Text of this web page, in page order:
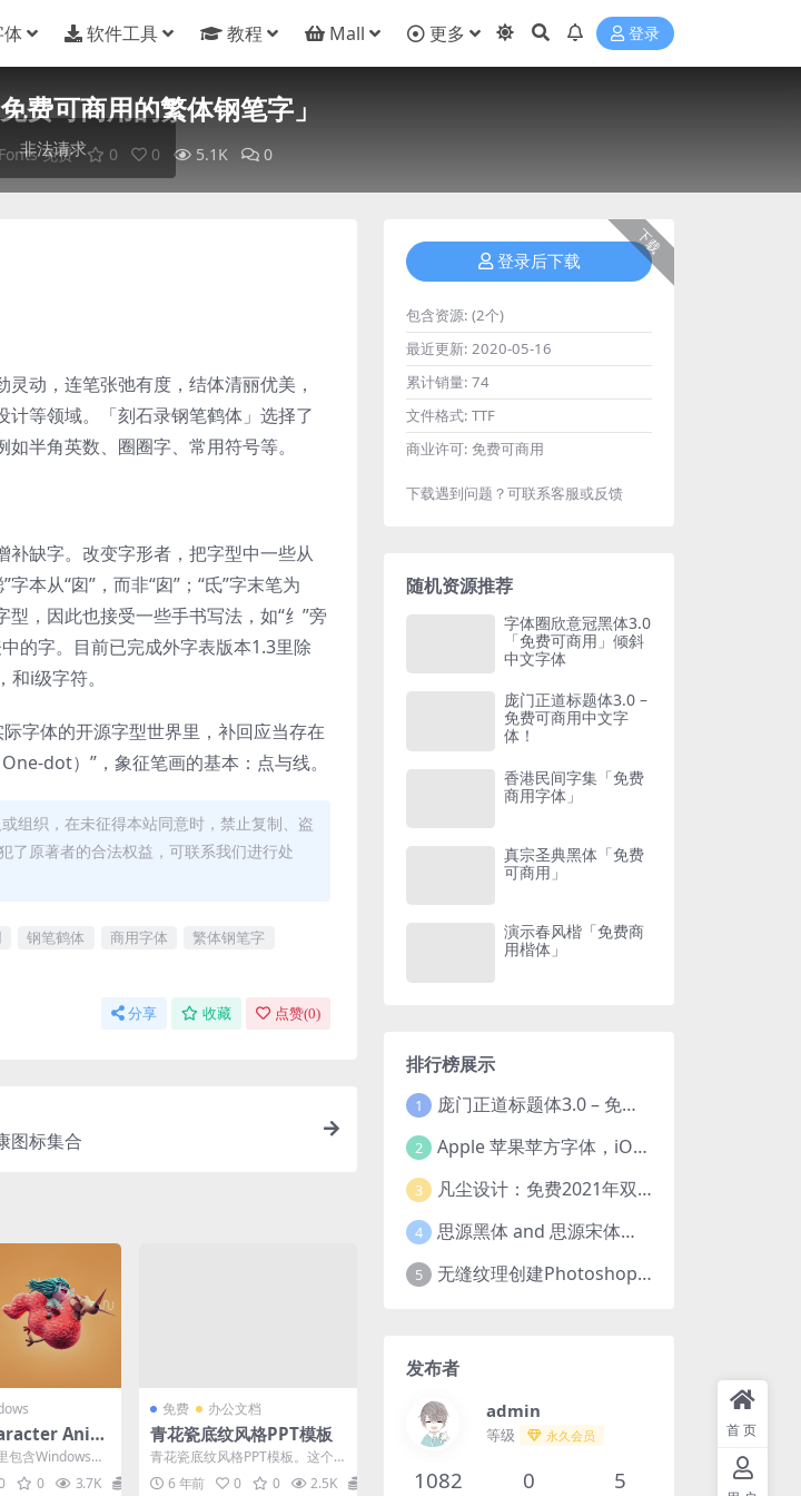
体 软件工具 教程 Mall 更多 登录
费可商用的繁体钢笔字」
免费 0 0 5.1K 0
动，连笔张弛有度，结体清丽优美，
等领域。「刻石录钢笔鹤体」选择了
半角英数、圈圈字、常用符号等。
缺字。改变字形者，把字型中一些从
本从“囱”，而非“囱”；“氐”字末笔为
，因此也接受一些手书写法，如“纟”旁
的字。目前已完成外字表版本1.3里除
i级字符。
字体的开源字型世界里，补回应当存在
dot）”，象征笔画的基本：点与线。
组织，在未征得本站同意时，禁止复制、盗
了原著者的合法权益，可联系我们进行处
钢笔鹤体 商用字体
繁体钢笔字
分享 收藏 点赞(0)
图标集合
Anim
中
包含Windows版
择你需要的下载
0 3.7K
免费 办公文档
青花瓷底纹风格PPT模板
青花瓷底纹风格PPT模板。这个
模板以古风花纹为背景，以青花
瓷为主题元素来设计，浅...
6 年前 0 0 2.5K
下载
登录后下载
包含资源: (2个)
最近更新: 2020-05-16
累计销量: 74
文件格式: TTF
商业许可: 免费可商用
下载遇到问题？可联系客服或反馈
随机资源推荐
字体圈欣意冠黑体3.0
「免费可商用」倾斜
中文字体
庞门正道标题体3.0 –
免费可商用中文字
体！
香港民间字集「免费
商用字体」
真宗圣典黑体「免费
可商用」
演示春风楷「免费商
用楷体」
排行榜展示
1 庞门正道标题体3.0 – 免费可商用中文字体！
2 Apple 苹果苹方字体，iOS、macOS、tvOS系统默认字体
3 凡尘设计：免费2021年双十一活动主题字体！
4 思源黑体 and 思源宋体（免费商用）全套字体下载
5 无缝纹理创建Photoshop插件 Seamless Pattern Creation Kit
发布者
admin
等级 永久会员
1082 0 5
首页